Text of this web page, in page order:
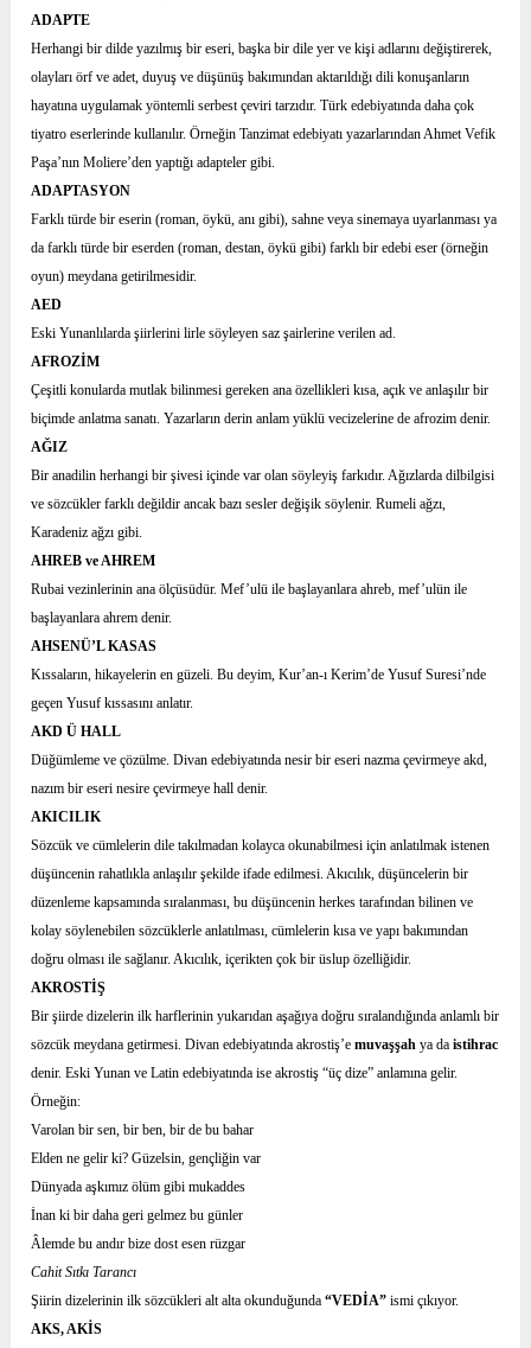
ADAPTE
Herhangi bir dilde yazılmış bir eseri, başka bir dile yer ve kişi adlarını değiştirerek,
olayları örf ve adet, duyuş ve düşünüş bakımından aktarıldığı dili konuşanların
hayatına uygulamak yöntemli serbest çeviri tarzıdır. Türk edebiyatında daha çok
tiyatro eserlerinde kullanılır. Örneğin Tanzimat edebiyatı yazarlarından Ahmet Vefik
Paşa’nın Moliere’den yaptığı adapteler gibi.
ADAPTASYON
Farklı türde bir eserin (roman, öykü, anı gibi), sahne veya sinemaya uyarlanması ya
da farklı türde bir eserden (roman, destan, öykü gibi) farklı bir edebi eser (örneğin
oyun) meydana getirilmesidir.
AED
Eski Yunanlılarda şiirlerini lirle söyleyen saz şairlerine verilen ad.
AFROZİM
Çeşitli konularda mutlak bilinmesi gereken ana özellikleri kısa, açık ve anlaşılır bir
biçimde anlatma sanatı. Yazarların derin anlam yüklü vecizelerine de afrozim denir.
AĞIZ
Bir anadilin herhangi bir şivesi içinde var olan söyleyiş farkıdır. Ağızlarda dilbilgisi
ve sözcükler farklı değildir ancak bazı sesler değişik söylenir. Rumeli ağzı,
Karadeniz ağzı gibi.
AHREB ve AHREM
Rubai vezinlerinin ana ölçüsüdür. Mef’ulü ile başlayanlara ahreb, mef’ulün ile
başlayanlara ahrem denir.
AHSENÜ’L KASAS
Kıssaların, hikayelerin en güzeli. Bu deyim, Kur’an-ı Kerim’de Yusuf Suresi’nde
geçen Yusuf kıssasını anlatır.
AKD Ü HALL
Düğümleme ve çözülme. Divan edebiyatında nesir bir eseri nazma çevirmeye akd,
nazım bir eseri nesire çevirmeye hall denir.
AKICILIK
Sözcük ve cümlelerin dile takılmadan kolayca okunabilmesi için anlatılmak istenen
düşüncenin rahatlıkla anlaşılır şekilde ifade edilmesi. Akıcılık, düşüncelerin bir
düzenleme kapsamında sıralanması, bu düşüncenin herkes tarafından bilinen ve
kolay söylenebilen sözcüklerle anlatılması, cümlelerin kısa ve yapı bakımından
doğru olması ile sağlanır. Akıcılık, içerikten çok bir üslup özelliğidir.
AKROSTİŞ
Bir şiirde dizelerin ilk harflerinin yukarıdan aşağıya doğru sıralandığında anlamlı bir
sözcük meydana getirmesi. Divan edebiyatında akrostiş’emuvaşşah ya daistihrac
denir. Eski Yunan ve Latin edebiyatında ise akrostiş “üç dize” anlamına gelir.
Örneğin:
Varolan bir sen, bir ben, bir de bu bahar
Elden ne gelir ki? Güzelsin, gençliğin var
Dünyada aşkımız ölüm gibi mukaddes
İnan ki bir daha geri gelmez bu günler
Âlemde bu andır bize dost esen rüzgar
Cahit Sıtkı Tarancı
Şiirin dizelerinin ilk sözcükleri alt alta okunduğunda“VEDİA” ismi çıkıyor.
AKS, AKİS